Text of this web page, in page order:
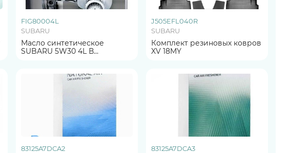
FIG80004L
SUBARU
Масло синтетическое
SUBARU 5W30 4L В
J505EFL040R
SUBARU
Комплект резиновых ковров
XV 18MY
83125A7DCA2
83125A7DCA3